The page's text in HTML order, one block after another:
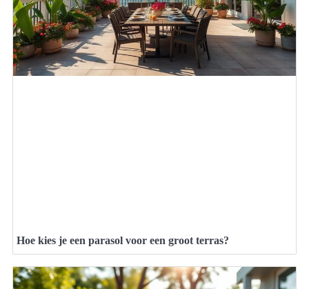
Hoe kies je een parasol voor een groot terras?